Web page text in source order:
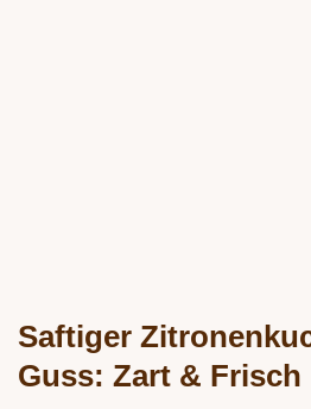
Saftiger
Guss: Zart & Frisch